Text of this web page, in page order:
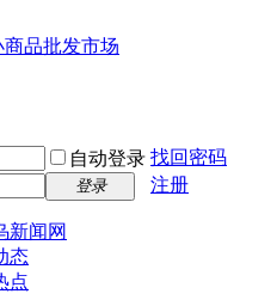
品批发市场
自动登录 找回密码
登录 注册
新闻网
态
点